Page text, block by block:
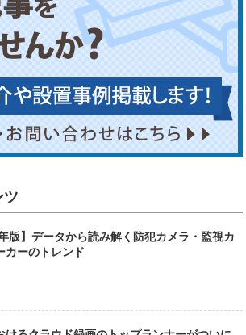
ツ
年版】データから読み解く防犯カメラ・監視カ
カーのトレンド